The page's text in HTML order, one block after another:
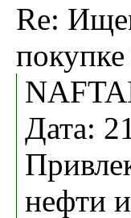
Re:
Дата:
нефти